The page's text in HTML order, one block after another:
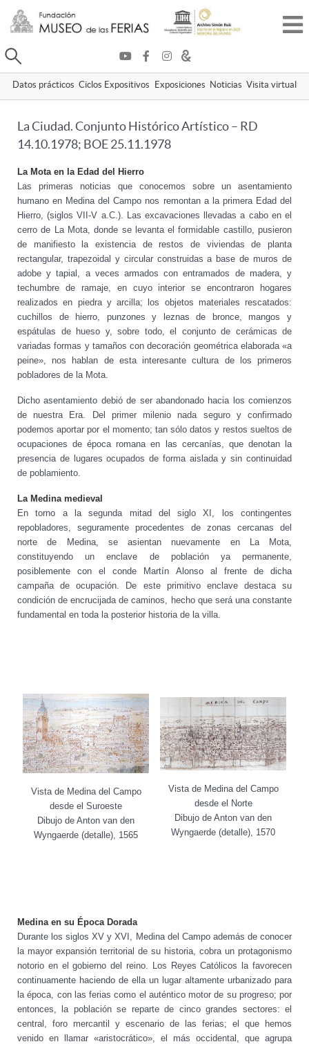
Buscar
Datos prácticos Ciclos Expositivos Exposiciones Noticias Visita virtual
La Ciudad. Conjunto Histórico Artístico – RD
14.10.1978; BOE 25.11.1978
La Mota en la Edad del Hierro
Las primeras noticias que conocemos sobre un asentamiento
humano en Medina del Campo nos remontan a la primera Edad del
Hierro, (siglos VII-V a.C.). Las excavaciones llevadas a cabo en el
cerro de La Mota, donde se levanta el formidable castillo, pusieron
de manifiesto la existencia de restos de viviendas de planta
rectangular, trapezoidal y circular construidas a base de muros de
adobe y tapial, a veces armados con entramados de madera, y
techumbre de ramaje, en cuyo interior se encontraron hogares
realizados en piedra y arcilla; los objetos materiales rescatados:
cuchillos de hierro, punzones y leznas de bronce, mangos y
espátulas de hueso y, sobre todo, el conjunto de cerámicas de
variadas formas y tamaños con decoración geométrica elaborada «a
peine», nos hablan de esta interesante cultura de los primeros
pobladores de la Mota.
Dicho asentamiento debió de ser abandonado hacia los comienzos
de nuestra Era. Del primer milenio nada seguro y confirmado
podemos aportar por el momento; tan sólo datos y restos sueltos de
ocupaciones de época romana en las cercanías, que denotan la
presencia de lugares ocupados de forma aislada y sin continuidad
de poblamiento.
La Medina medieval
En torno a la segunda mitad del siglo XI, los contingentes
repobladores, seguramente procedentes de zonas cercanas del
norte de Medina, se asientan nuevamente en La Mota,
constituyendo un enclave de población ya permanente,
posiblemente con el conde Martín Alonso al frente de dicha
campaña de ocupación. De este primitivo enclave destaca su
condición de encrucijada de caminos, hecho que será una constante
fundamental en toda la posterior historia de la villa.
Vista de Medina del Campo
desde el Suroeste
Dibujo de Anton van den
Wyngaerde (detalle), 1565
Vista de Medina del Campo
desde el Norte
Dibujo de Anton van den
Wyngaerde (detalle), 1570
Medina en su Época Dorada
Durante los siglos XV y XVI, Medina del Campo además de conocer
la mayor expansión territorial de su historia, cobra un protagonismo
notorio en el gobierno del reino. Los Reyes Católicos la favorecen
continuamente haciendo de ella un lugar altamente urbanizado para
la época, con las ferias como el auténtico motor de su progreso; por
entonces, la población se reparte de cinco grandes sectores: el
central, foro mercantil y escenario de las ferias; el que hemos
venido en llamar «aristocrático», el más occidental, que agrupa